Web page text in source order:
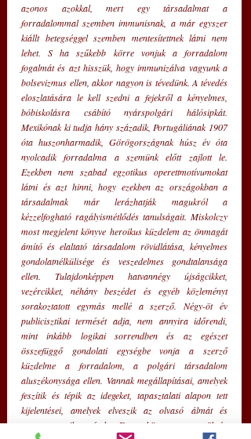
azonos azokkal, mert egy társadalmat a
forradalommal szemben immunisnak, a már egyszer
kiállt betegséggel szemben mentesítettnek látni nem
lehet. S ha szűkebb körre vonjuk a forradalom
fogalmát és azt hisszük, hogy immunizálva vagyunk a
bolsevizmus ellen, akkor nagyon is tévedünk. A tévedés
eloszlatására le kell szedni a fejekről a kényelmes,
bóbiskolásra csábító nyárspolgári hálósipkát.
Mexikónak ki tudja hány századik, Portugáliának 1907
óta huszonharmadik, Görögországnak húsz év óta
nyolcadik forradalma a szemünk előtt zajlott le.
Ezekben nem szabad egzotikus operettmotívumokat
látni és azt hinni, hogy ezekben az országokban a
társadalmak már lerázhatják magukról a
kézzelfogható ragályismétlődés tanulságait. Miskolczy
most megjelent könyve heroikus küzdelem az önmagát
ámító és elaltató társadalom rövidlátása, kényelmes
gondolatnélkülisége és veszedelmes gondtalansága
ellen. Tulajdonképpen hatvannégy újságcikket,
vezércikket, néhány beszédet és egyéb közleményt
sorakoztatott egymás mellé a szerző. Négy-öt év
publicisztikai termését adja, nem annyira időrendi,
mint inkább logikai sorrendben és az egészet
összefüggő gondolati egységbe vonja a szerző
küzdelme a forradalom, a polgári társadalom
aluszékonysága ellen. Vannak megállapításai, amelyek
feszítik és tépik az idegeket, tapasztalati alapon tett
kijelentései, amelyek elveszik az olvasó álmát és
megremegtetik a szíveket. Erre a könyvre nagy szükség